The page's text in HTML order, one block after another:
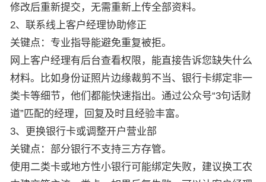
修改后重新提交，无需重新上传全部资料。
2、联系线上客户经理协助修正
关键点：专业指导能避免重复被拒。
网上客户经理有后台查看权限，能直接告诉您缺失什么
材料。比如身份证照片边缘裁剪不当、银行卡绑定非一
类卡等细节，他们都能快速指出。通过公众号“3句话财
道”匹配的经理，回复及时且经验丰富。
3、更换银行卡或调整开户营业部
关键点：部分银行不支持三方存管。
使用二类卡或地方性小银行可能绑定失败，建议换工农